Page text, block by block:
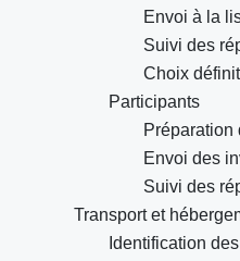
Envoi à la
Suivi des
Choix
Participants
Préparation
Envoi des
Suivi des
Transport et
Identification